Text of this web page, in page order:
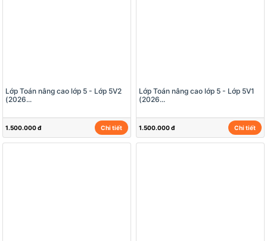
Lớp Toán nâng cao lớp 5 - Lớp 5V2
(2026...
1.500.000 đ Chi tiết
Lớp Toán nâng cao lớp 5 - Lớp 5V1
(2026...
1.500.000 đ Chi tiết